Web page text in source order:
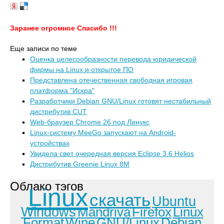
Заранее огромное Спасибо !!!
Еще записи по теме
Оценка целесообразности перевода юридической
фирмы на Linux и открытое ПО
Представлена отечественная свободная игровая
платформа "Искра"
Разработчики Debian GNU/Linux готовят нестабильный
дистрибутив CUT
Web-браузер Chrome 26 под Линукс
Linux-систему MeeGo запускают на Android-
устройствах
Увидела свет очередная версия Eclipse 3.6 Helios
Дистрибутив Greenie Linux 8M
Облако тэгов
Linuxскачать Ubuntu
WindowsMandrivaFirefoxLinux